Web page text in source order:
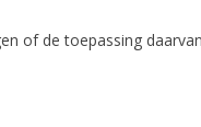
of de toepassing